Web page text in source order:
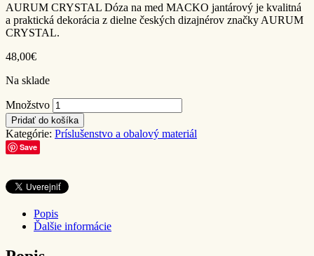
AURUM CRYSTAL Dóza na med MACKO jantárový je kvalitná
a praktická dekorácia z dielne českých dizajnérov značky AURUM
CRYSTAL.
48,00€
Na sklade
Množstvo
Pridať do košíka
Kategórie: Príslušenstvo a obalový materiál
Save
Popis
Ďalšie informácie